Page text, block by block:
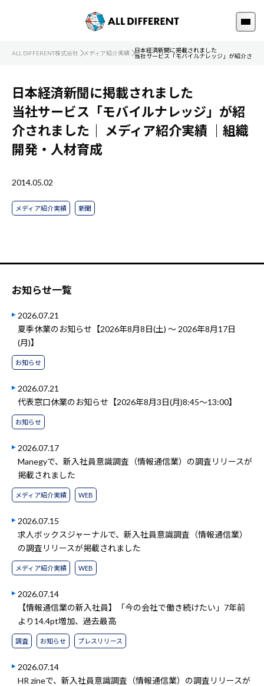
ALL DIFFERENT株式会社 メディア紹介実績
日本経済新聞に掲載されました
当社サービス「モバイルナレッジ」が紹介され
日本経済新聞に掲載されました
当社サービス「モバイルナレッジ」が紹
介されました｜ メディア紹介実績
｜組織
開発・人材育成
2014.05.02
メディア紹介実績 新聞
お知らせ一覧
2026.07.21
夏季休業のお知らせ【2026年8月8日(土) ～ 2026年8月17日
(月)】
お知らせ
2026.07.21
代表窓口休業のお知らせ【2026年8月3日(月)8:45～13:00】
お知らせ
2026.07.17
Manegyで、新入社員意識調査（情報通信業）の調査リリースが
掲載されました
メディア紹介実績 WEB
2026.07.15
求人ボックスジャーナルで、新入社員意識調査（情報通信業）
の調査リリースが掲載されました
メディア紹介実績 WEB
2026.07.14
【情報通信業の新入社員】「今の会社で働き続けたい」7年前
より14.4pt増加、過去最高
調査 お知らせ プレスリリース
2026.07.14
HR zineで、新入社員意識調査（情報通信業）の調査リリースが